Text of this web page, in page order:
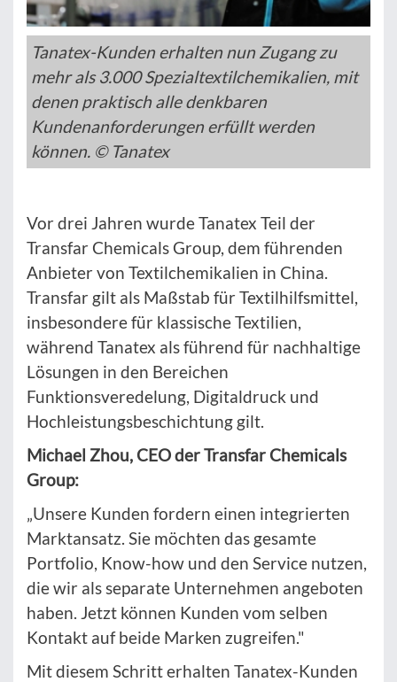
Tanatex-Kunden erhalten nun Zugang zu
mehr als 3.000 Spezialtextilchemikalien, mit
denen praktisch alle denkbaren
Kundenanforderungen erfüllt werden
können. © Tanatex
Vor drei Jahren wurde Tanatex Teil der
Transfar Chemicals Group, dem führenden
Anbieter von Textilchemikalien in China.
Transfar gilt als Maßstab für Textilhilfsmittel,
insbesondere für klassische Textilien,
während Tanatex als führend für nachhaltige
Lösungen in den Bereichen
Funktionsveredelung, Digitaldruck und
Hochleistungsbeschichtung gilt.
Michael Zhou, CEO der Transfar Chemicals
Group:
„Unsere Kunden fordern einen integrierten
Marktansatz. Sie möchten das gesamte
Portfolio, Know-how und den Service nutzen,
die wir als separate Unternehmen angeboten
haben. Jetzt können Kunden vom selben
Kontakt auf beide Marken zugreifen."
Mit diesem Schritt erhalten Tanatex-Kunden